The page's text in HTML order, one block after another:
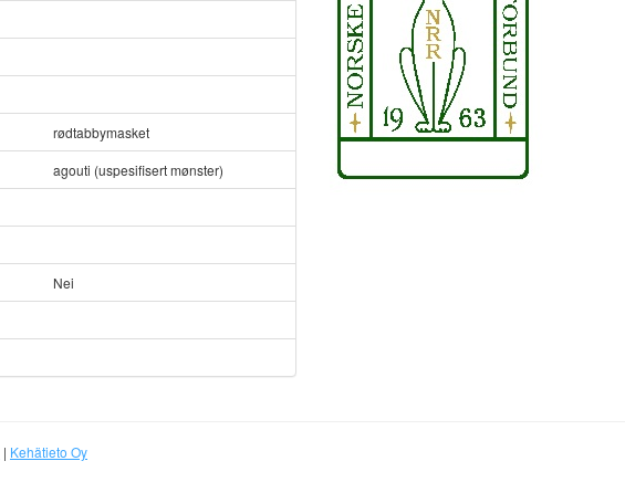
rødtabbymasket
agouti (uspesifisert mønster)
Nei
| Kehätieto Oy